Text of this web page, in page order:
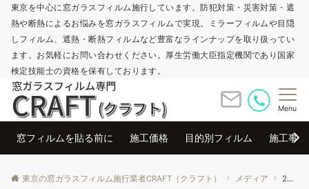
東京を中心に窓ガラスフィルム施行しています。防犯対策・災害対策・遮
熱や断熱によるお悩みを窓ガラスフィルムで実現。ミラーフィルムや目隠
しフィルム、遮熱・断熱フィルムなど豊富なラインナップを取り扱ってい
ます。お気軽にお問い合わせください。厚生労働大臣指定機関であり国家
検定技能士の資格を保有しております。
Menu
窓フィルムを貼る前に 施工価格 目的別フィルム 施工事例
東京の窓ガラスフィルム施行業者CRAFT（クラフト） メディア 20210704112257